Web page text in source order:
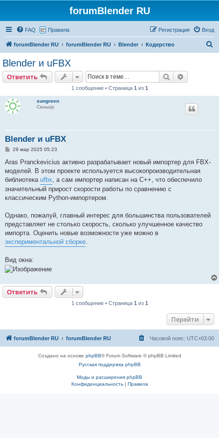
forumBlender RU
FAQ Правила Вход
Регистрация
forumBlender RU forumBlender RU Blender Кодерство
Blender и uFBX
Ответить Поиск
1 сообщение • Страница 1 из 1
sungreen
Сеньор
Blender и uFBX
С
о
щ
е
и
е
29 мар 2025 05:23
Aras Pranckevicius активно разрабатывает новый импортер для FBX-
моделей. В этом проекте используется высокопроизводительная
библиотека ufbx, а сам импортер написан на C++, что обеспечило
значительный прирост скорости работы по сравнению с
классическим Python-импортером.
Однако, пожалуй, главный интерес для большинства пользователей
представляет не столько скорость, сколько улучшенное качество
импорта. Оценить новые возможности уже можно в
экспериментальной сборке.
Вид окна:
Ответить
1 сообщение • Страница 1 из 1
Перейти
forumBlender RU forumBlender RU Часовой пояс: UTC+03:00
Создано на основе phpBB® Forum Software © phpBB Limited
Русская поддержка phpBB
Моды и расширения phpBB
Конфиденциальность| Правила